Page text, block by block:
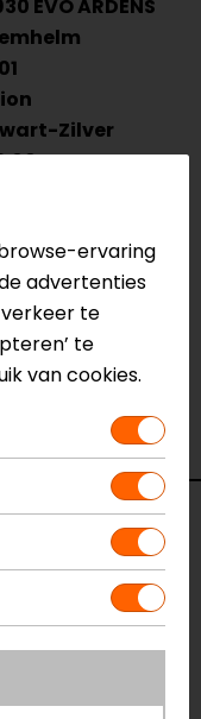
EVO ARDENS
Zilver
ervaring
advertenties
te
te
van cookies.